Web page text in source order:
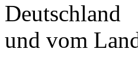
Deutschland
und vom